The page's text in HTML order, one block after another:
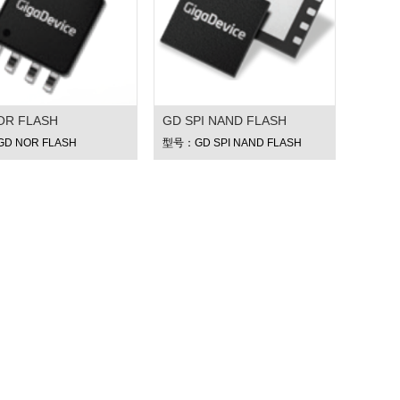
FLASH
NOR FLASH
GD SPI NAND FLASH
型号：GD SPI NAND FLASH